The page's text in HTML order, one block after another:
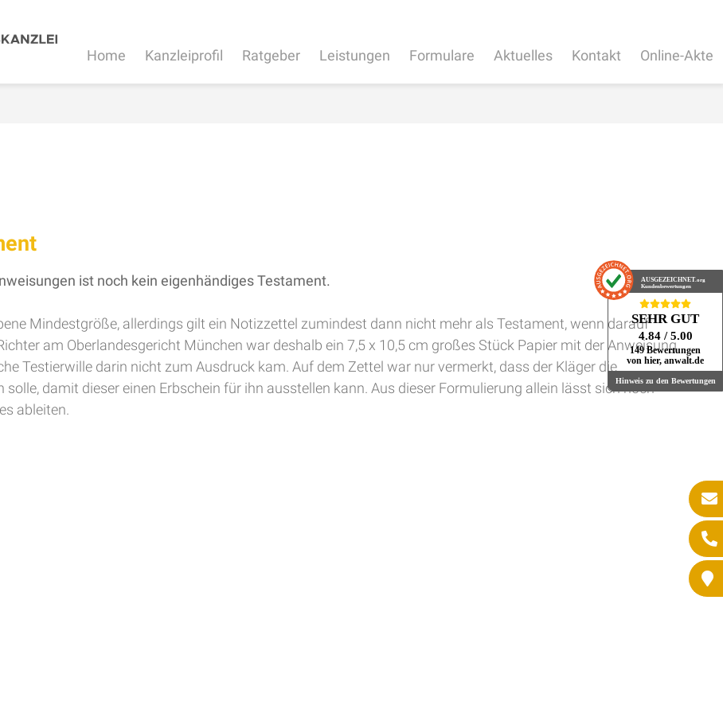
Home Kanzleiprofil Ratgeber Leistungen Formulare Aktuelles Kontakt Online-Akte
ist noch kein eigenhändiges Testament.
Mindestgröße, allerdings gilt ein Notizzettel zumindest dann nicht mehr als Testament, wenn darauf
am Oberlandesgericht München war deshalb ein 7,5 x 10,5 cm großes Stück Papier mit der Anweisung
Testierwille darin nicht zum Ausdruck kam. Auf dem Zettel war nur vermerkt, dass der Kläger die
damit dieser einen Erbschein für ihn ausstellen kann. Aus dieser Formulierung allein lässt sich noch
ableiten.
AUSGEZEICHNET.org
Kundenbewertungen
SEHR GUT
4.84 / 5.00
149 Bewertungen
von hier, anwalt.de
Hinweis zu den Bewertungen